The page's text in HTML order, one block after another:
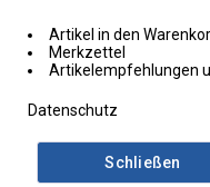
Artikel in den
Merkzettel
Artikelempfehlungen
Datenschutz
Schließen